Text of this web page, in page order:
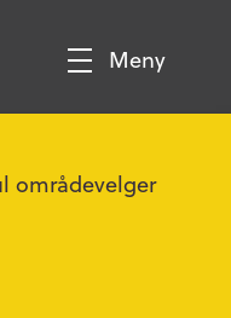
områdevelger
Vis/SkjulMeny